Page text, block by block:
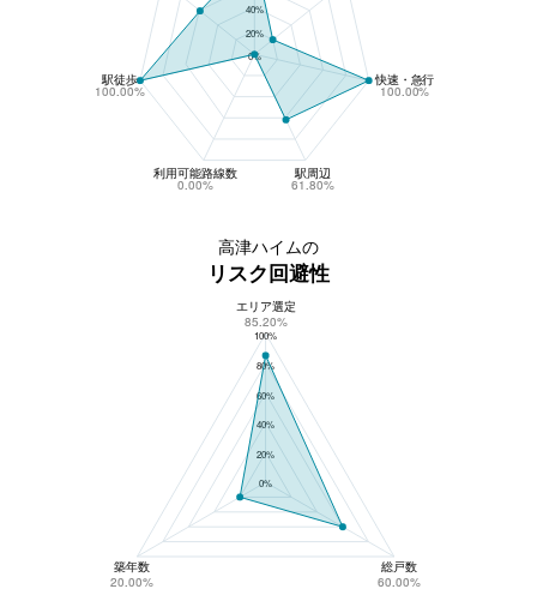
40%
20%
0%
駅徒歩
100.00%
利用可能路線数
0.00%
駅周辺
61.80%
快速・急行
100.00%
高津ハイムの
リスク回避性
高津ハイムのリスク回避性
100%
80%
60%
40%
20%
0%
エリア選定
85.20%
築年数
20.00%
総戸数
60.00%